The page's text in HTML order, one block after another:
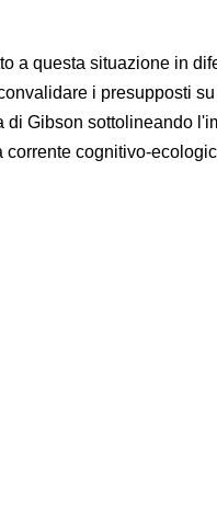
a questa situazione in
i presupposti
di Gibson sottolineando
corrente cognitivo-